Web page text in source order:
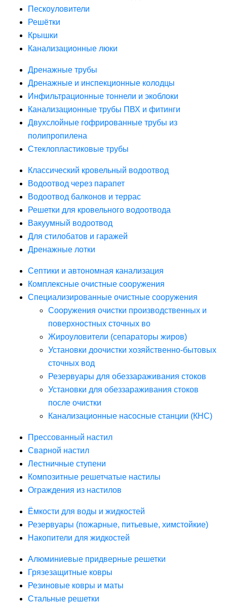
Пескоуловители
Решётки
Крышки
Канализационные люки
Дренажные трубы
Дренажные и инспекционные колодцы
Инфильтрационные тоннели и экоблоки
Канализационные трубы ПВХ и фитинги
Двухслойные гофрированные трубы из
полипропилена
Стеклопластиковые трубы
Классический кровельный водоотвод
Водоотвод через парапет
Водоотвод балконов и террас
Решетки для кровельного водоотвода
Вакуумный водоотвод
Для стилобатов и гаражей
Дренажные лотки
Септики и автономная канализация
Комплексные очистные сооружения
Специализированные очистные сооружения
Сооружения очистки производственных и
поверхностных сточных во
Жироуловители (сепараторы жиров)
Установки доочистки хозяйственно-бытовых
сточных вод
Резервуары для обеззараживания стоков
Установки для обеззараживания стоков
после очистки
Канализационные насосные станции (КНС)
Прессованный настил
Сварной настил
Лестничные ступени
Композитные решетчатые настилы
Ограждения из настилов
Ёмкости для воды и жидкостей
Резервуары (пожарные, питьевые, химстойкие)
Накопители для жидкостей
Алюминиевые придверные решетки
Грязезащитные ковры
Резиновые ковры и маты
Стальные решетки